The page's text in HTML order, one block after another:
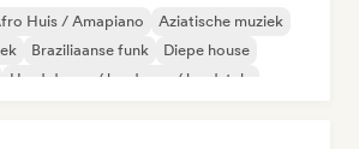
Huis / Amapiano
Aziatische muziek
Braziliaanse funk
Diepe house
Hard dance / hardcore / hardstyle